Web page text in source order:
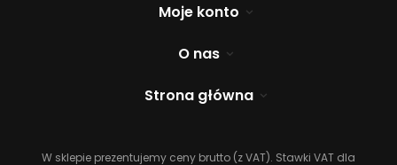
Moje konto
O nas
Strona główna
W sklepie prezentujemy ceny brutto (z VAT). Stawki VAT dla